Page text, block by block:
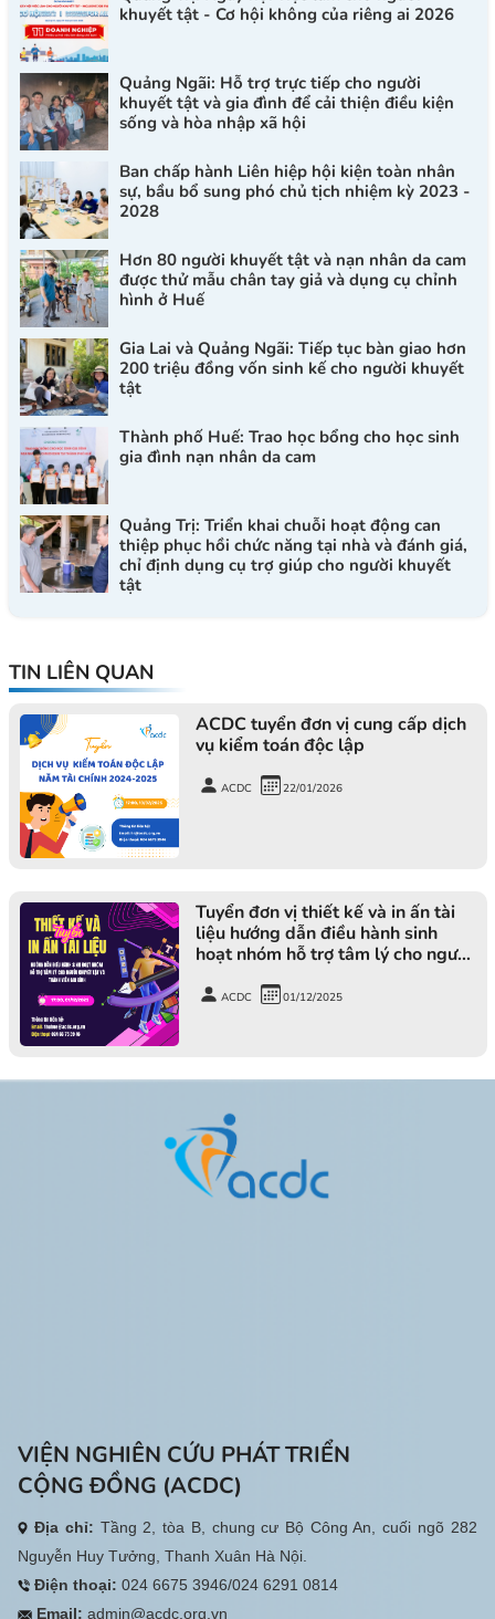
khuyết tật - Cơ hội không của riêng ai 2026
Quảng Ngãi: Hỗ trợ trực tiếp cho người
khuyết tật và gia đình để cải thiện điều kiện
sống và hòa nhập xã hội
Ban chấp hành Liên hiệp hội kiện toàn nhân
sự, bầu bổ sung phó chủ tịch nhiệm kỳ 2023 -
2028
Hơn 80 người khuyết tật và nạn nhân da cam
được thử mẫu chân tay giả và dụng cụ chỉnh
hình ở Huế
Gia Lai và Quảng Ngãi: Tiếp tục bàn giao hơn
200 triệu đồng vốn sinh kế cho người khuyết
tật
Thành phố Huế: Trao học bổng cho học sinh
gia đình nạn nhân da cam
Quảng Trị: Triển khai chuỗi hoạt động can
thiệp phục hồi chức năng tại nhà và đánh giá,
chỉ định dụng cụ trợ giúp cho người khuyết
tật
TIN LIÊN QUAN
ACDC tuyển đơn vị cung cấp dịch
vụ kiểm toán độc lập
ACDC 22/01/2026
Tuyển đơn vị thiết kế và in ấn tài
liệu hướng dẫn điều hành sinh
hoạt nhóm hỗ trợ tâm lý cho người
ACDC 01/12/2025
VIỆN NGHIÊN CỨU PHÁT TRIỂN
CỘNG ĐỒNG (ACDC)
Địa chỉ: Tầng 2, tòa B, chung cư Bộ Công An, cuối ngõ 282
Nguyễn Huy Tưởng, Thanh Xuân Hà Nội.
Điện thoại: 024 6675 3946/024 6291 0814
Email: admin@acdc.org.vn